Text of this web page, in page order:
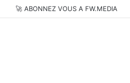
🚀 ABONNEZ VOUS A FW.MEDIA